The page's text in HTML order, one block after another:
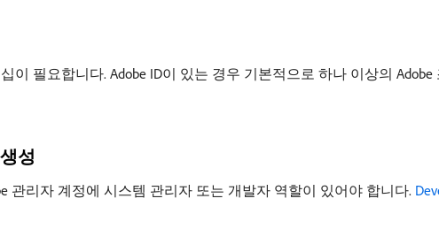
이 필요합니다. Adobe ID이 있는 경우 기본적으로 하나 이상의
성
관리자 계정에 시스템 관리자 또는 개발자 역할이 있어야 합니다.